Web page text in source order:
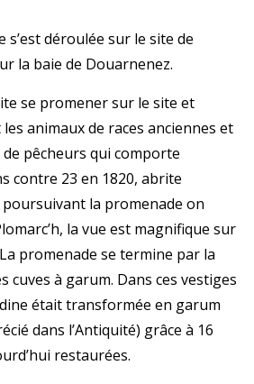
s’est déroulée sur le site de
la baie de Douarnenez.
se promener sur le site et
animaux de races anciennes et
pêcheurs qui comporte
contre 23 en 1820, abrite
la promenade on
la vue est magnifique sur
promenade se termine par la
cuves à garum. Dans ces vestiges
était transformée en garum
dans l’Antiquité) grâce à 16
restaurées.